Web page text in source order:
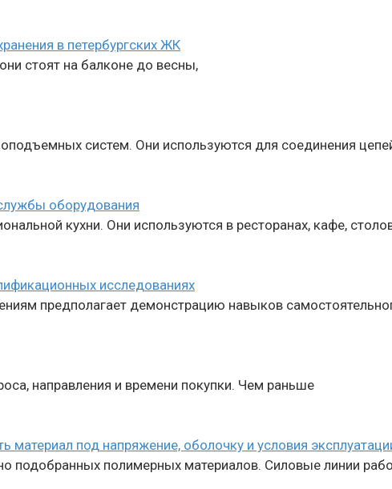
в петербургских ЖК
стоят на балконе до весны,
систем. Они используются для соединения
оборудования
кухни. Они используются в ресторанах, кафе,
исследованиях
предполагает демонстрацию навыков
направления и времени покупки. Чем раньше
под напряжение, оболочку и условия
подобранных полимерных материалов. Силовые линии